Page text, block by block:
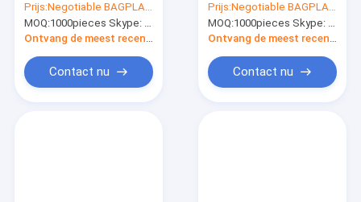
270g omfloerst het
Filtreerpapierhoogte
van de Oppervlakte
Goede Prijs,
Siliciumbakkerij
Prijs:Negotiable BAGPLASTICS@YAHOO.COM
MOQ:1000pieces Skype: mydearneil
Ontvang de meest recente Prijs
Contact nu
van A4 A5 Vindend
Document, het
Bakseldocument van
Verpakkend Gebruik
Vetvrij
voor Resta
Prijs:Negotiable BAGPLASTICS@YAHOO.COM
MOQ:1000pieces Skype: mydearneil
Ontvang de meest recente Prijs
Contact nu